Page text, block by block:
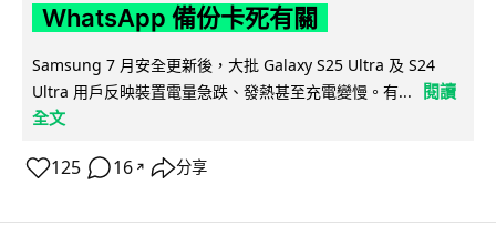
WhatsApp 備份卡死有關
Samsung 7 月安全更新後，大批 Galaxy S25 Ultra 及 S24
Ultra 用戶反映裝置電量急跌、發熱甚至充電變慢。有...
閱讀
全文
125 16 ↗ 分享